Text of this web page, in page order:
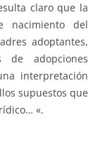
claro que la
nacimiento del
adoptantes,
de adopciones
interpretación
supuestos que
«.